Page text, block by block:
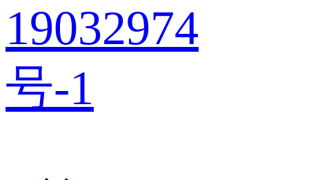
19032974
号-1